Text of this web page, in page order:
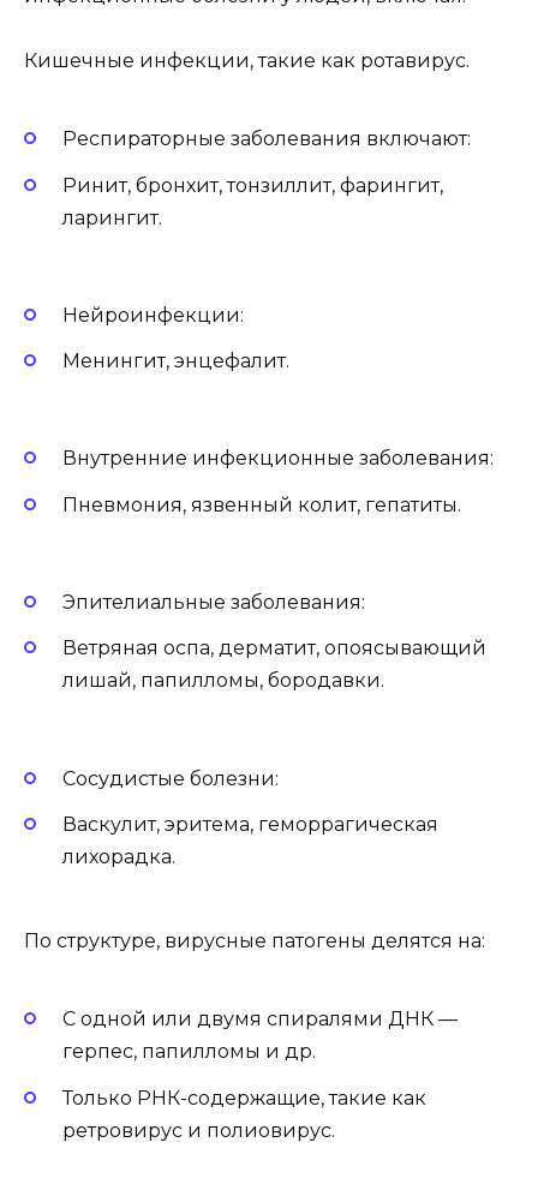
Кишечные инфекции, такие как ротавирус.
Респираторные заболевания включают:
Ринит, бронхит, тонзиллит, фарингит,
ларингит.
Нейроинфекции:
Менингит, энцефалит.
Внутренние инфекционные заболевания:
Пневмония, язвенный колит, гепатиты.
Эпителиальные заболевания:
Ветряная оспа, дерматит, опоясывающий
лишай, папилломы, бородавки.
Сосудистые болезни:
Васкулит, эритема, геморрагическая
лихорадка.
По структуре, вирусные патогены делятся на:
С одной или двумя спиралями ДНК —
герпес, папилломы и др.
Только РНК-содержащие, такие как
ретровирус и полиовирус.